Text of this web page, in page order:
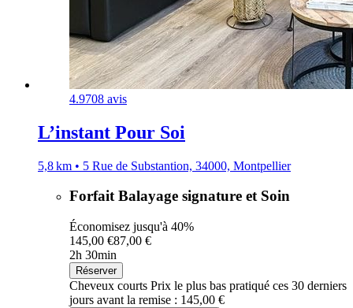
4.9708 avis
L’instant Pour Soi
5,8 km • 5 Rue de Substantion, 34000, Montpellier
Forfait Balayage signature et Soin
Économisez jusqu'à 40%
145,00 €87,00 €
2h 30min
Réserver
Cheveux courts Prix le plus bas pratiqué ces 30 derniers
jours avant la remise : 145,00 €